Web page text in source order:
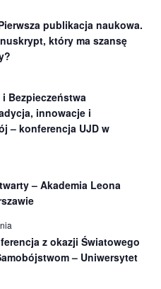
publikacja naukowa.
który ma szansę
Bezpieczeństwa
innowacje i
– konferencja UJD w
– Akademia Leona
z okazji Światowego
– Uniwersytet